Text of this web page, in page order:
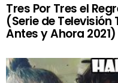
Tres Por Tres el
(Serie de Televisión
Antes y Ahora 2021)